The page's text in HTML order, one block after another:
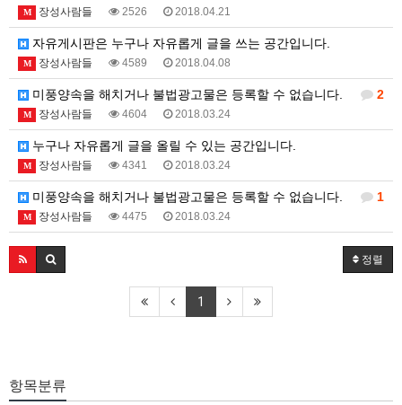
M 장성사람들 2526 2018.04.21
자유게시판은 누구나 자유롭게 글을 쓰는 공간입니다.
M 장성사람들 4589 2018.04.08
2
미풍양속을 해치거나 불법광고물은 등록할 수 없습니다.
M 장성사람들 4604 2018.03.24
누구나 자유롭게 글을 올릴 수 있는 공간입니다.
M 장성사람들 4341 2018.03.24
1
미풍양속을 해치거나 불법광고물은 등록할 수 없습니다.
M 장성사람들 4475 2018.03.24
정렬
1
항목분류